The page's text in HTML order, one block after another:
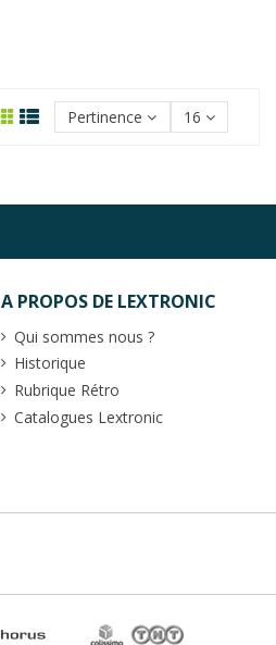
Pertinence 16
A PROPOS DE LEXTRONIC
Qui sommes nous ?
Historique
Rubrique Rétro
Catalogues Lextronic